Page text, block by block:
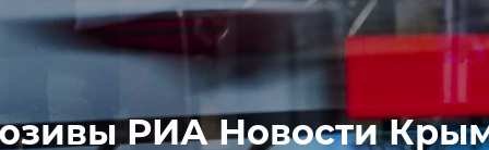
РИА Новости